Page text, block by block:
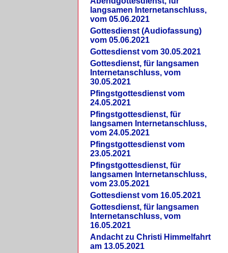
langsamen Internetanschluss,
vom 05.06.2021
Gottesdienst (Audiofassung)
vom 05.06.2021
Gottesdienst vom 30.05.2021
Gottesdienst, für langsamen
Internetanschluss, vom
30.05.2021
Pfingstgottesdienst vom
24.05.2021
Pfingstgottesdienst, für
langsamen Internetanschluss,
vom 24.05.2021
Pfingstgottesdienst vom
23.05.2021
Pfingstgottesdienst, für
langsamen Internetanschluss,
vom 23.05.2021
Gottesdienst vom 16.05.2021
Gottesdienst, für langsamen
Internetanschluss, vom
16.05.2021
Andacht zu Christi Himmelfahrt
am 13.05.2021